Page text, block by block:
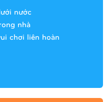
nước
nhà
chơi liên hoàn